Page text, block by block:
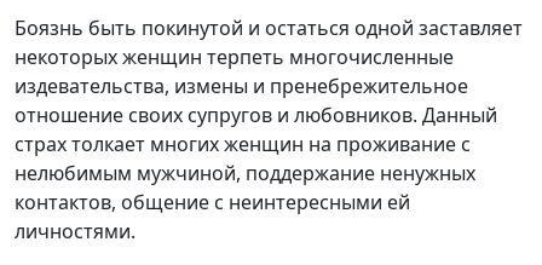
Боязнь быть покинутой и остаться одной заставляет
некоторых женщин терпеть многочисленные
издевательства, измены и пренебрежительное
отношение своих супругов и любовников. Данный
страх толкает многих женщин на проживание с
нелюбимым мужчиной, поддержание ненужных
контактов, общение с неинтересными ей
личностями.